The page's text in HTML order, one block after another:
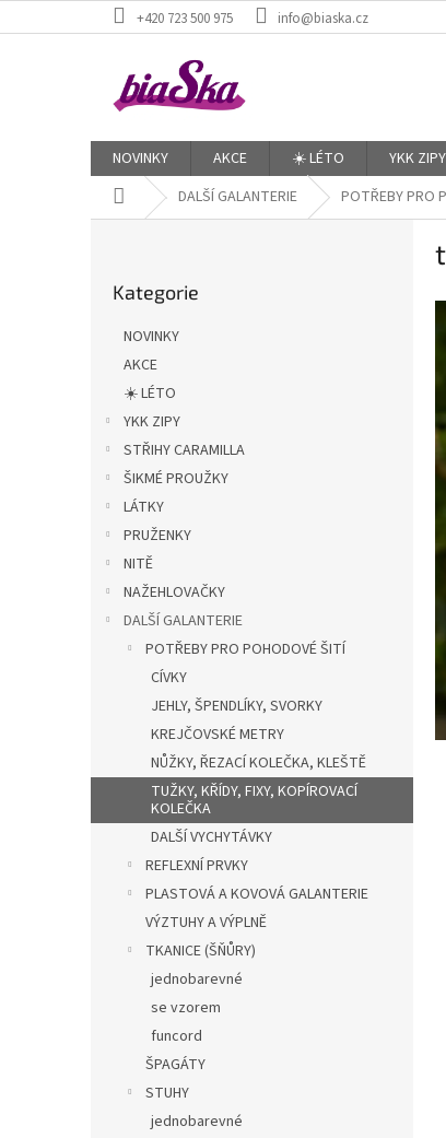
na
+420 723 500 975 info@biaska.cz
NOVINKY AKCE ☀️ LÉTO YKK ZIPY
Domů DALŠÍ GALANTERIE POTŘEBY PRO
kategorie
Kategorie
NOVINKY
AKCE
☀️ LÉTO
YKK ZIPY
STŘIHY CARAMILLA
ŠIKMÉ PROUŽKY
LÁTKY
PRUŽENKY
NITĚ
NAŽEHLOVAČKY
DALŠÍ GALANTERIE
POTŘEBY PRO POHODOVÉ ŠITÍ
CÍVKY
JEHLY, ŠPENDLÍKY, SVORKY
KREJČOVSKÉ METRY
NŮŽKY, ŘEZACÍ KOLEČKA, KLEŠTĚ
TUŽKY, KŘÍDY, FIXY, KOPÍROVACÍ
KOLEČKA
DALŠÍ VYCHYTÁVKY
REFLEXNÍ PRVKY
PLASTOVÁ A KOVOVÁ GALANTERIE
VÝZTUHY A VÝPLNĚ
TKANICE (ŠŇŮRY)
jednobarevné
se vzorem
funcord
ŠPAGÁTY
STUHY
jednobarevné